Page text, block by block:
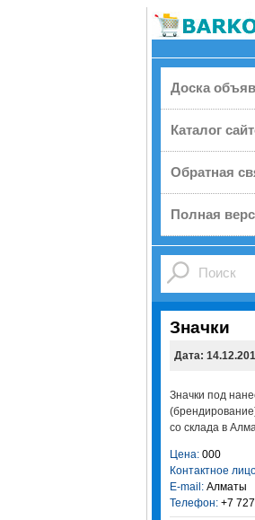
Доска
Каталог
Обратная
Полная
Значки
Дата:
Значки под
со склада в
Цена:000
Контактное
E-mail:Алматы
Телефон:+7